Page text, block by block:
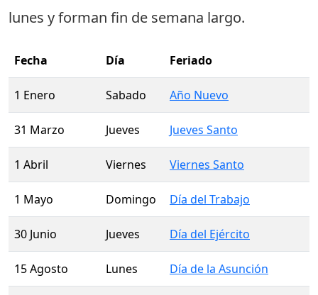
lunes y forman fin de semana largo.
Fecha Día Feriado
1 Enero Sabado Año Nuevo
31 Marzo Jueves Jueves Santo
1 Abril Viernes Viernes Santo
1 Mayo Domingo Día del Trabajo
30 Junio Jueves Día del Ejército
15 Agosto Lunes Día de la Asunción